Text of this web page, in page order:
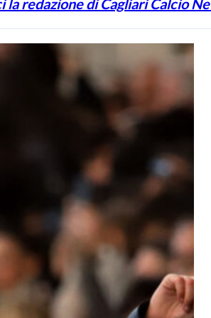
la redazione di Cagliari Calcio